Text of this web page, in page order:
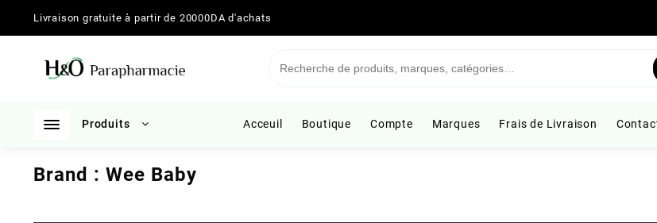
Livraison gratuite à partir de 20000DA d'achats
Produits Acceuil Boutique Compte Marques Frais de Livraison
Brand : Wee Baby